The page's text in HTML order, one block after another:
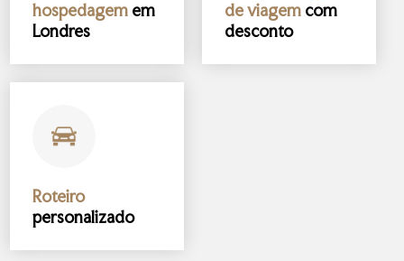
hospedagem em
Londres
de viagem com
desconto
Roteiro
personalizado